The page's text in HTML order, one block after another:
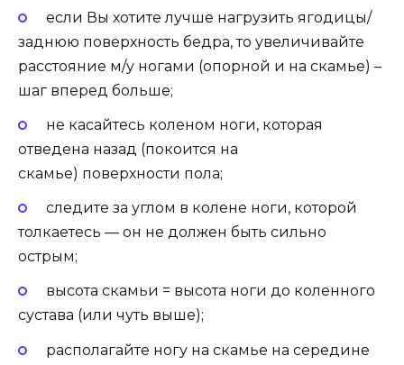
если Вы хотите лучше нагрузить ягодицы/
заднюю поверхность бедра, то увеличивайте
расстояние м/у ногами (опорной и на скамье) –
шаг вперед больше;
не касайтесь коленом ноги, которая
отведена назад (покоится на
скамье) поверхности пола;
следите за углом в колене ноги, которой
толкаетесь — он не должен быть сильно
острым;
высота скамьи = высота ноги до коленного
сустава (или чуть выше);
располагайте ногу на скамье на середине